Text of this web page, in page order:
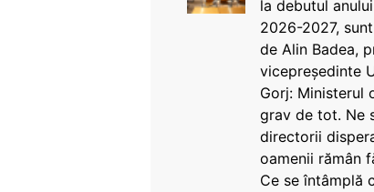
la debutul
2026-2027,
de Alin Badea,
vicepreședinte
Gorj: Ministerul
grav de tot. Ne
directorii
oamenii rămân
Ce se întâmplă